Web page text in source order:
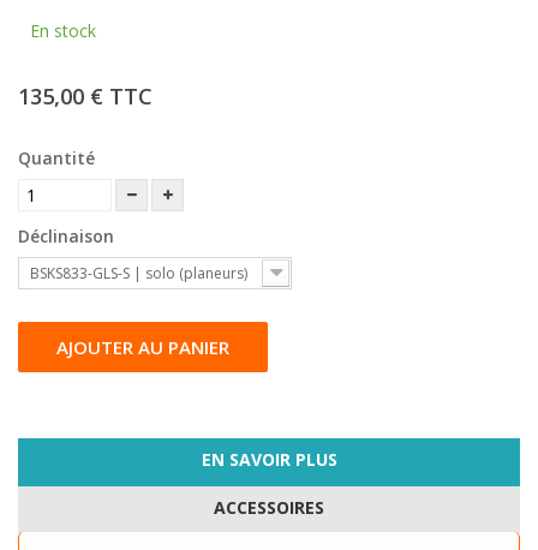
En stock
135,00 € TTC
Quantité
Déclinaison
BSKS833-GLS-S | solo (planeurs)
AJOUTER AU PANIER
EN SAVOIR PLUS
ACCESSOIRES